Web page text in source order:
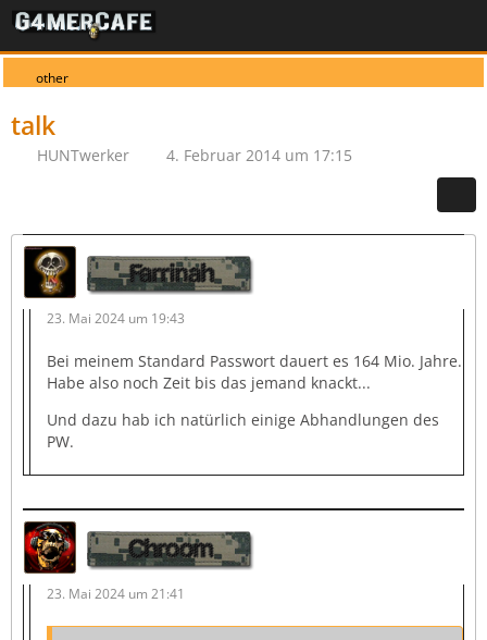
other
talk
HUNTwerker 4. Februar 2014 um 17:15
Farrinah
23. Mai 2024 um 19:43
Bei meinem Standard Passwort dauert es 164 Mio. Jahre.
Habe also noch Zeit bis das jemand knackt...
Und dazu hab ich natürlich einige Abhandlungen des
PW.
Chroom
23. Mai 2024 um 21:41